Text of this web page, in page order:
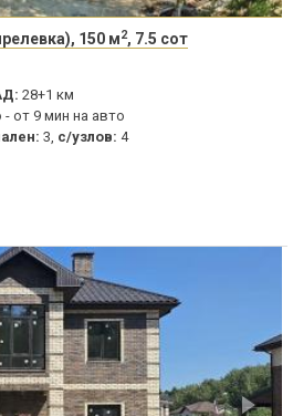
150 м2, 7.5 сот
28+1 км
от 9 мин на авто
3, с/узлов: 4